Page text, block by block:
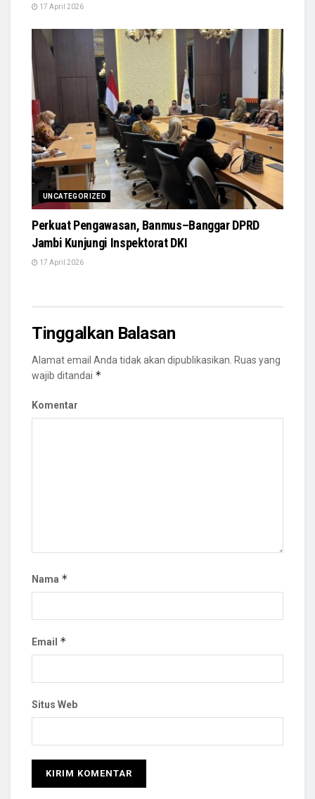
17 April 2026
UNCATEGORIZED
Perkuat Pengawasan, Banmus–Banggar DPRD
Jambi Kunjungi Inspektorat DKI
17 April 2026
Tinggalkan Balasan
Alamat email Anda tidak akan dipublikasikan. Ruas yang
wajib ditandai *
Komentar
Nama *
Email *
Situs Web